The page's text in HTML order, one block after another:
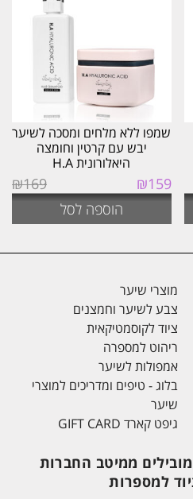
שמפו ללא מלחים ומסכה לשיער
יבש עם קרטין וחומצה
היאלורונית H.A
₪169
המחיר
המקורי
₪169.
₪159
הנוכחי
הוא:
₪159.
הוספה לסל
מוצרי שיער
צבע לשיער וחמצנים
ציוד לקוסמטיקאית
ריהוט למספרה
אמפולות לשיער
בלוג - טיפים ומדריכים למוצרי
שיער
גיפט קארד GIFT CARD
ממיטב החברות
למספרות